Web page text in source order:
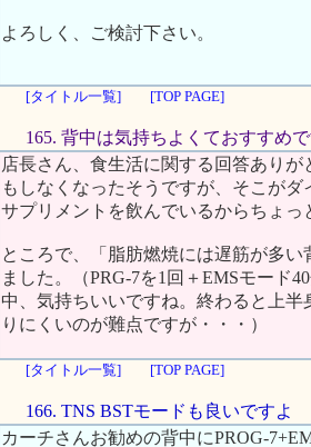
よろしく、ご検討下さい。
[タイトル一覧]
[TOP PAGE]
165. 背中は気持ちよくておすすめ
店長さん、食生活に関する回答あり
もしなくなったそうですが、そこが
サプリメントを飲んでいるからちょっ
ところで、「脂肪燃焼には遅筋が多
ました。（PRG-7を1回＋EMSモード
中、気持ちいいですね。終わると上
りにくいのが難点ですが・・・）
[タイトル一覧] [TOP PAGE]
166. TNS BSTモードも良いですよ
カーチさんお勧めの背中にPROG-